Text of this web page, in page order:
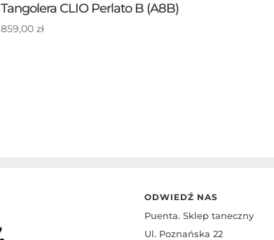
Tangolera CLIO Perlato B (A8B)
859,00 zł
ODWIEDŹ NAS
Puenta. Sklep taneczny
Ul. Poznańska 22